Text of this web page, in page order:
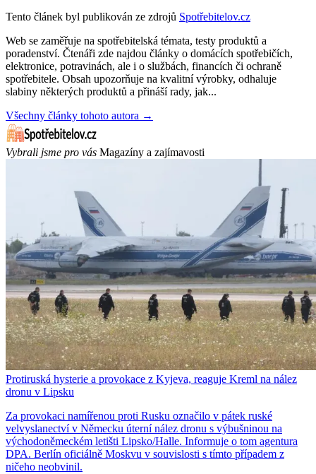
Tento článek byl publikován ze zdrojů Spotřebitelov.cz
Web se zaměřuje na spotřebitelská témata, testy produktů a
poradenství. Čtenáři zde najdou články o domácích spotřebičích,
elektronice, potravinách, ale i o službách, financích či ochraně
spotřebitele. Obsah upozorňuje na kvalitní výrobky, odhaluje
slabiny některých produktů a přináší rady, jak...
Všechny články tohoto autora →
Vybrali jsme pro vás Magazíny a zajímavosti
Protiruská hysterie a provokace z Kyjeva, reaguje Kreml na nález
dronu v Lipsku
Za provokaci namířenou proti Rusku označilo v pátek ruské
velvyslanectví v Německu úterní nález dronu s výbušninou na
východoněmeckém letišti Lipsko/Halle. Informuje o tom agentura
DPA. Berlín oficiálně Moskvu v souvislosti s tímto případem z
ničeho neobvinil.